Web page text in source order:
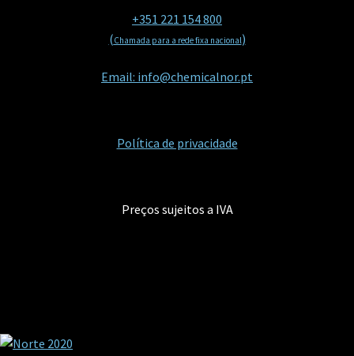
+351 221 154 800
(Chamada para a rede fixa nacional)
Email: info@chemicalnor.pt
Política de privacidade
Preços sujeitos a IVA